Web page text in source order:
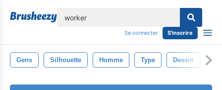
Se connecter S'inscrire
Gens Silhouette Homme Type Dessin